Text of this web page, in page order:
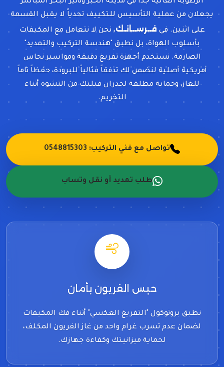
يجعلان من عملية التأسيس للتكييف تحدياً لا يقبل القسمة
على اثنين. في فــرســانـك، نحن لا نتعامل مع المكيفات
بأسلوب الهواة، بل نطبق "هندسة التركيب والتمديد"
الصارمة. نستخدم أجهزة تفريغ دقيقة ومواسير نحاس
أمريكية أصلية لنضمن لك تدفقاً مثالياً للبرودة، حفظاً تاماً
للغاز، وحماية مطلقة لجدران فيلتك من التشوه أثناء
التخريم.
تواصل مع فني التركيب: 0548815303
طلب تمديد أو نقل وتساب
حبس الفريون بأمان
نطبق بروتوكول "التفريغ العكسي" أثناء فك المكيفات
لضمان عدم تسرب غرام واحد من غاز الفريون المكلف،
لحماية ميزانيتك وكفاءة جهازك.